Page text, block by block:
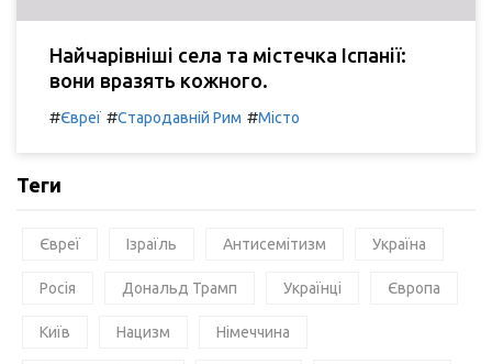
Найчарівніші села та містечка Іспанії:
вони вразять кожного.
#Євреї #Стародавній Рим #Місто
Теги
Євреї Ізраїль Антисемітизм Україна
Росія Дональд Трамп Українці Європа
Київ Нацизм Німеччина